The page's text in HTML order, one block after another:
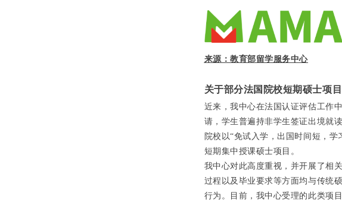
来源：教育部留学服务中心
关于部分法国院校短期硕士项
近来，我中心在法国认证评估工作
请，学生普遍持非学生签证出境就
院校以“免试入学，出国时间短，
短期集中授课硕士项目。
我中心对此高度重视，并开展了相
过程以及毕业要求等方面均与传统
行为。目前，我中心受理的此类项